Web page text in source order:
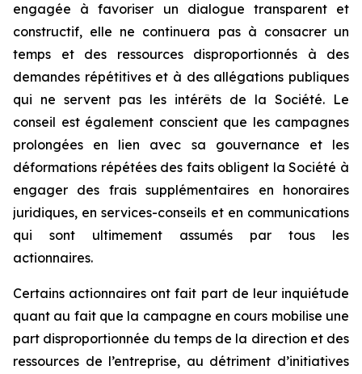
engagée à favoriser un dialogue transparent et
constructif, elle ne continuera pas à consacrer un
temps et des ressources disproportionnés à des
demandes répétitives et à des allégations publiques
qui ne servent pas les intérêts de la Société. Le
conseil est également conscient que les campagnes
prolongées en lien avec sa gouvernance et les
déformations répétées des faits obligent la Société à
engager des frais supplémentaires en honoraires
juridiques, en services-conseils et en communications
qui sont ultimement assumés par tous les
actionnaires.
Certains actionnaires ont fait part de leur inquiétude
quant au fait que la campagne en cours mobilise une
part disproportionnée du temps de la direction et des
ressources de l’entreprise, au détriment d’initiatives